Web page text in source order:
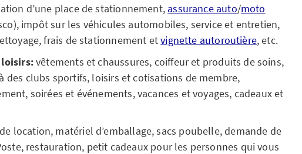
d’une place de stationnement, assurance auto/moto
impôt sur les véhicules automobiles, service et entretien,
frais de stationnement etvignette autoroutière, etc.
loisirs:vêtements et chaussures, coiffeur et produits de soins,
des clubs sportifs, loisirs et cotisations de membre,
soirées et événements, vacances et voyages, cadeaux et
location, matériel d’emballage, sacs poubelle, demande de
restauration, petit cadeaux pour les personnes qui vous